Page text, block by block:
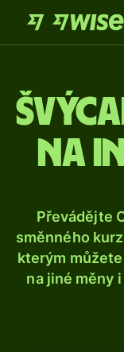
na
Převádějte
směnného
kterým
na jiné měny